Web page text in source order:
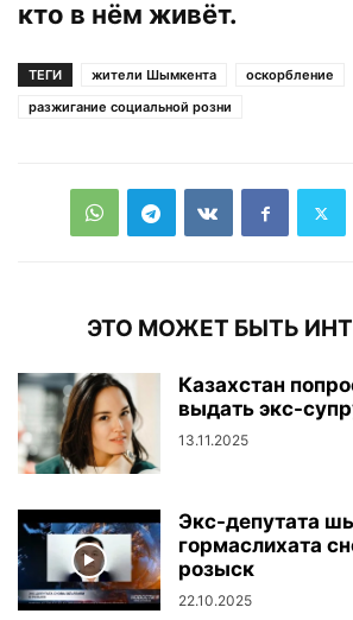
кто в нём живёт.
ТЕГИ жители Шымкента
оскорбление
разжигание социальной розни
ЭТО МОЖЕТ БЫТЬ
Казахстан
выдать экс-
13.11.2025
Экс-депутата
гормаслихата
розыск
22.10.2025